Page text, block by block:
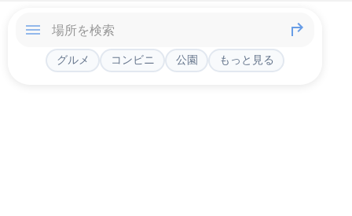
グルメ コンビニ 公園 もっと見る